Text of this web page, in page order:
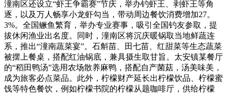
潼南区还设立“虾王争霸赛”节庆，举办钓虾王、剥虾王等角
逐，以及万人畅享小龙虾勾当，带动周边餐饮消费增加27。
3%。全国鳜鱼繁育，举办专业赛事，吸引全国钓友参取，提
拔休闲渔业出名度。同时，潼南区将沉庆暖锅取当地鲜蔬连
系，推出“潼南蔬菜宴”。石斛苗、田七苗、红甜菜等生态蔬菜
被摆上餐桌，搭配红油锅底，兼具摄生取甘旨。太安镇某餐厅
的“稻田鸭汤”选用农场散养麻鸭，搭配自产菌菇，汤美味美，
成为旅客必点菜品。此外，柠檬财产延长出柠檬饮品、柠檬蜜
饯等特色餐饮，例如柠檬书院的柠檬从题咖啡厅，供给柠檬